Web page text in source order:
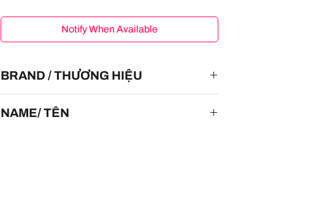
Notify When Available
BRAND / THƯƠNG HIỆU
NAME/ TÊN